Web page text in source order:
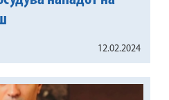
12.02.2024